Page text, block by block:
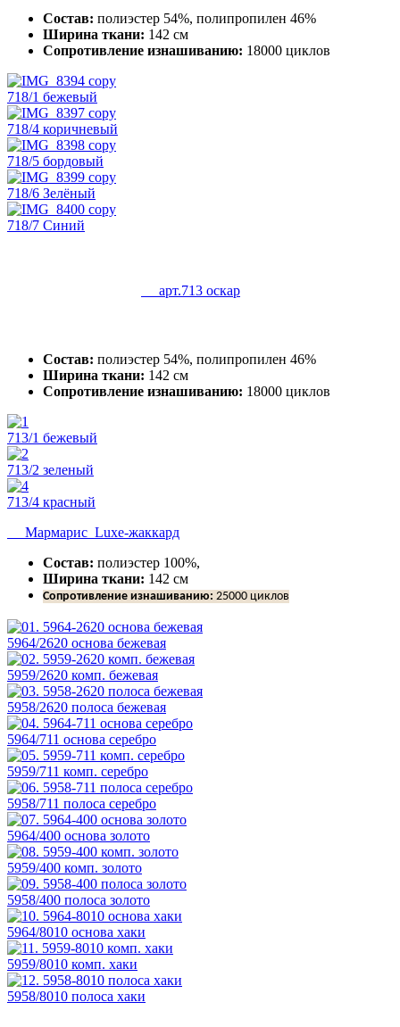
Состав: полиэстер 54%, полипропилен 46%
Ширина ткани: 142 см
Сопротивление изнашиванию: 18000 циклов
718/1 бежевый
718/4 коричневый
718/5 бордовый
718/6 Зелёный
718/7 Синий
арт.713 оскар
Состав: полиэстер 54%, полипропилен 46%
Ширина ткани: 142 см
Сопротивление изнашиванию: 18000 циклов
713/1 бежевый
713/2 зеленый
713/4 красный
Мармарис Luxe-жаккард
Состав: полиэстер 100%,
Ширина ткани: 142 см
Сопротивление изнашиванию: 25000 циклов
5964/2620 основа бежевая
5959/2620 комп. бежевая
5958/2620 полоса бежевая
5964/711 основа серебро
5959/711 комп. серебро
5958/711 полоса серебро
5964/400 основа золото
5959/400 комп. золото
5958/400 полоса золото
5964/8010 основа хаки
5959/8010 комп. хаки
5958/8010 полоса хаки